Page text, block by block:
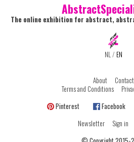
The online exhibition for abstract,
NL / EN
About
Contact
Terms and Conditions
Pinterest
Facebook
Newsletter
Sign in